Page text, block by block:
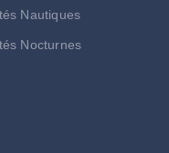
Nautiques
Nocturnes